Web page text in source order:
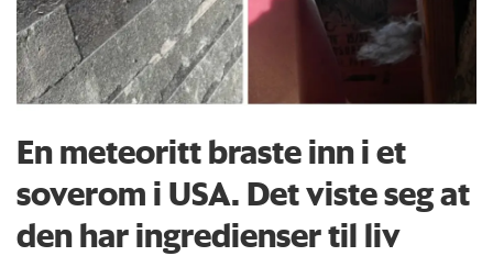
En meteoritt braste inn i et
soverom i USA. Det viste seg at
den har ingredienser til liv